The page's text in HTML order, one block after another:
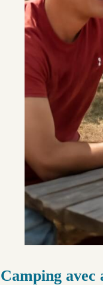
Camping